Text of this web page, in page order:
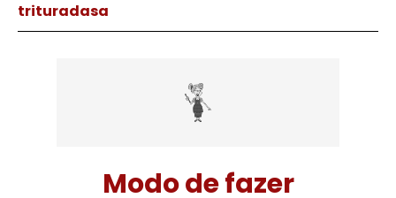
trituradasa
Modo de fazer